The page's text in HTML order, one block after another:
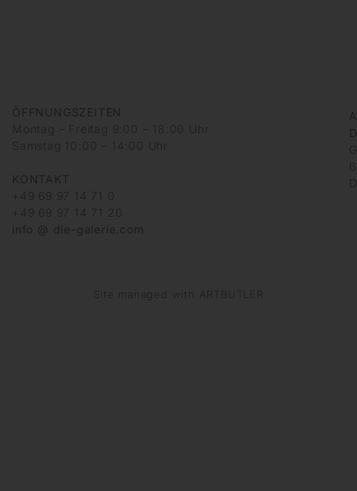
ÖFFNUNGSZEITEN
Montag – Freitag 9:00 – 18:00 Uhr
Samstag 10:00 – 14:00 Uhr
KONTAKT
+49 69 97 14 71 0
+49 69 97 14 71 20
info @ die-galerie.com
Site managed with ARTBUTLER